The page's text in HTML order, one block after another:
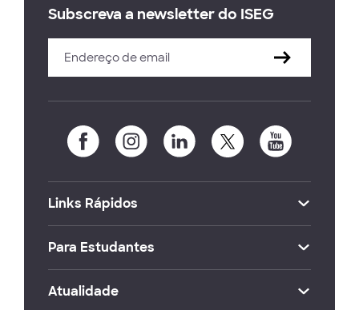
Subscreva a newsletter do ISEG
Links Rápidos
Para Estudantes
Atualidade